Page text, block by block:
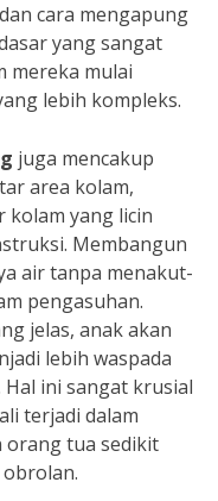
cara mengapung
yang sangat
mereka mulai
lebih kompleks.
juga mencakup
area kolam,
yang licin
Membangun
air tanpa menakut-
pengasuhan.
jelas, anak akan
lebih waspada
ini sangat krusial
terjadi dalam
orang tua sedikit